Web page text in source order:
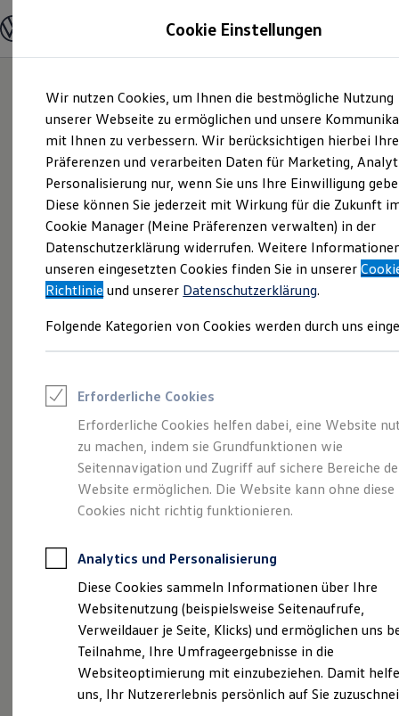
Hauptinhalt
springen
Footer
springen
Modelle und Konfigurator
Modelle vergleichen
Elektroautos
ENERGY Sondermodelle
Nutzfahrzeuge
SUV und CUV
Familienautos
Kombis
Kompaktwagen
Sportwagen
Schnell verfügbare Fahrzeuge
Angebote und Produkte
Aktuelle Angebote
E-Auto-Förderung
Volkswagen Marktplatz
Junge Gebrauchtwagen und Gebrauchtwagen
Saisonangebote
Leasing
Leasing-Angebote
Gebrauchtwagen Leasing
Junge Gebrauchtwagen-Leasing
Elektroauto Leasing
Kleinwagen-Leasing
Leasing ohne Anzahlung
Autokredit mit Schlussrate
Versicherungen und Garantien
Kfz-Versicherung
Restschuldversicherungen
Garantien
Wartungsverträge
Geschäftskunden
Professional Class bei Volkswagen
Großkunden
Behörden
Kompakt.
Charismatisch. Coupé.
Der Taigo.
Cookie Einstellungen
Wir nutzen Cookies, um Ihnen die bestmögliche Nutzung
unserer Webseite zu ermöglichen und unsere
mit Ihnen zu verbessern. Wir berücksichtigen hierbei Ihre
Präferenzen und verarbeiten Daten für Marketing,
Personalisierung nur, wenn Sie uns Ihre Einwilligung
Diese können Sie jederzeit mit Wirkung für die Zukunft
Cookie Manager (Meine Präferenzen verwalten) in der
Datenschutzerklärung widerrufen. Weitere
unseren eingesetzten Cookies finden Sie in unserer
Richtlinie und unserer Datenschutzerklärung.
Folgende Kategorien von Cookies werden durch uns
Erforderliche Cookies
Erforderliche Cookies helfen dabei, eine Website
zu machen, indem sie Grundfunktionen wie
Seitennavigation und Zugriff auf sichere Bereiche
Website ermöglichen. Die Website kann ohne diese
Cookies nicht richtig funktionieren.
Analytics und Personalisierung
Diese Cookies sammeln Informationen über Ihre
Websitenutzung (beispielsweise Seitenaufrufe,
Verweildauer je Seite, Klicks) und ermöglichen uns
Teilnahme, Ihre Umfrageergebnisse in die
Websiteoptimierung mit einzubeziehen. Damit
uns, Ihr Nutzererlebnis persönlich auf Sie